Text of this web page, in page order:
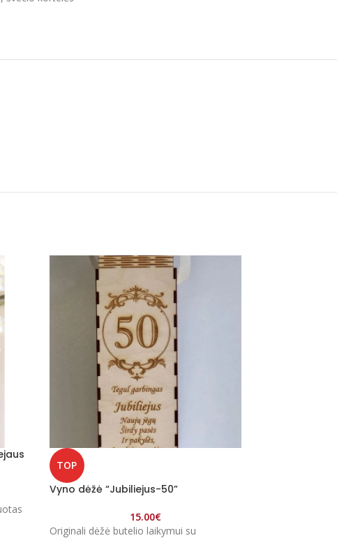
TOP
Vyno dėžė “Jubiliejus-50”
15.00€
Originali dėžė butelio laikymui su